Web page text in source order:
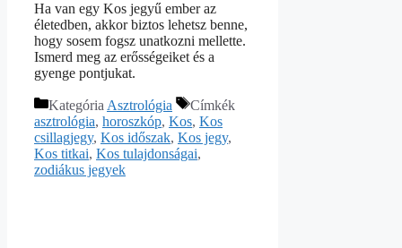
Ha van egy Kos jegyű ember az
életedben, akkor biztos lehetsz benne,
hogy sosem fogsz unatkozni mellette.
Ismerd meg az erősségeiket és a
gyenge pontjukat.
Kategória Asztrológia
Címkék
asztrológia, horoszkóp, Kos, Kos
csillagjegy, Kos időszak, Kos jegy,
Kos titkai, Kos tulajdonságai,
zodiákus jegyek